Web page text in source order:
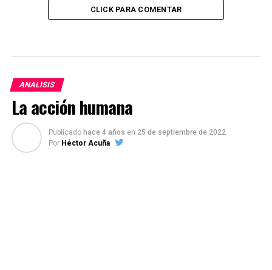
CLICK PARA COMENTAR
ANALISIS
La acción humana
Publicado hace 4 años en 25 de septiembre de 2022
Por Héctor Acuña